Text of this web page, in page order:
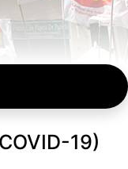
19)